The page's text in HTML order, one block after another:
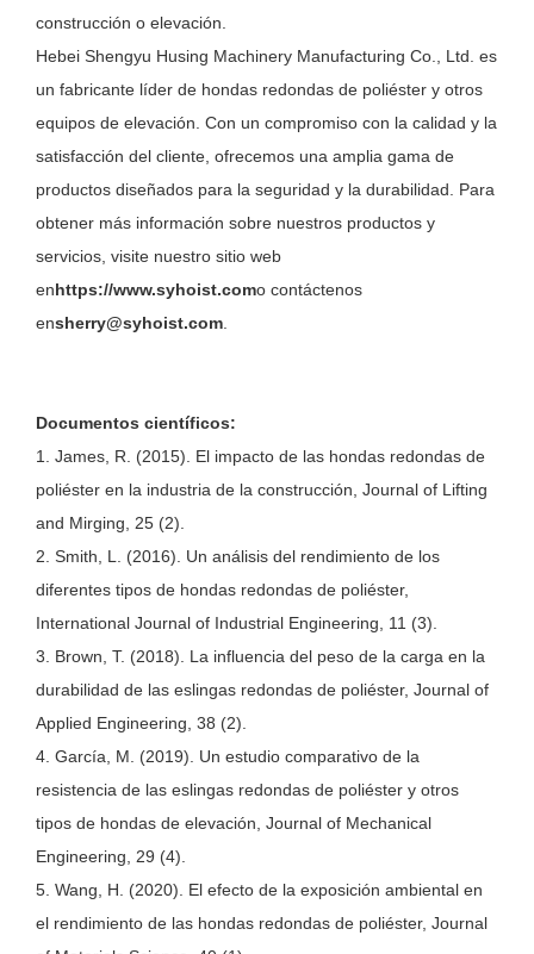
construcción o elevación.
Hebei Shengyu Husing Machinery Manufacturing Co., Ltd. es
un fabricante líder de hondas redondas de poliéster y otros
equipos de elevación. Con un compromiso con la calidad y la
satisfacción del cliente, ofrecemos una amplia gama de
productos diseñados para la seguridad y la durabilidad. Para
obtener más información sobre nuestros productos y
servicios, visite nuestro sitio web
enhttps://www.syhoist.como contáctenos
ensherry@syhoist.com
Documentos científicos:
1. James, R. (2015). El impacto de las hondas redondas de
poliéster en la industria de la construcción, Journal of Lifting
and Mirging, 25 (2).
2. Smith, L. (2016). Un análisis del rendimiento de los
diferentes tipos de hondas redondas de poliéster,
International Journal of Industrial Engineering, 11 (3).
3. Brown, T. (2018). La influencia del peso de la carga en la
durabilidad de las eslingas redondas de poliéster, Journal of
Applied Engineering, 38 (2).
4. García, M. (2019). Un estudio comparativo de la
resistencia de las eslingas redondas de poliéster y otros
tipos de hondas de elevación, Journal of Mechanical
Engineering, 29 (4).
5. Wang, H. (2020). El efecto de la exposición ambiental en
el rendimiento de las hondas redondas de poliéster, Journal